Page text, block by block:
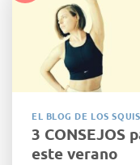
EL BLOG DE LOS
3 CONSEJOS
este verano